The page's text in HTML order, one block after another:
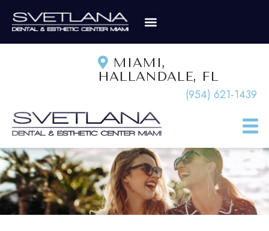
MIAMI,
HALLANDALE, FL
(954) 621-1439